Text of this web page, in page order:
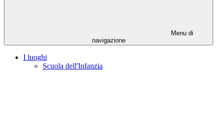
Menu di
navigazione
I luoghi
Scuola dell'Infanzia